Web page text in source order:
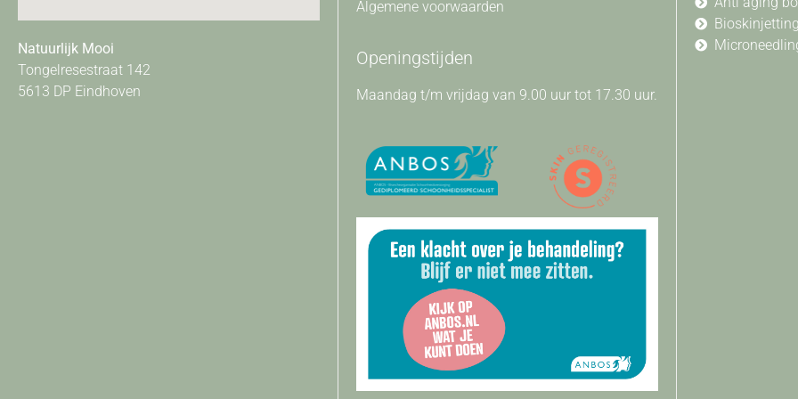
Natuurlijk Mooi
Tongelresestraat 142
5613 DP Eindhoven
Algemene voorwaarden
Openingstijden
Maandag t/m vrijdag van 9.00 uur tot 17.30 uur.
Bioskinjetting